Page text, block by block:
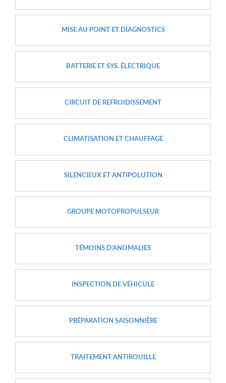
MISE AU POINT ET DIAGNOSTICS
BATTERIE ET SYS. ÉLECTRIQUE
CIRCUIT DE REFROIDISSEMENT
CLIMATISATION ET CHAUFFAGE
SILENCIEUX ET ANTIPOLUTION
GROUPE MOTOPROPULSEUR
TÉMOINS D'ANOMALIES
INSPECTION DE VÉHICULE
PRÉPARATION SAISONNIÈRE
TRAITEMENT ANTIROUILLE